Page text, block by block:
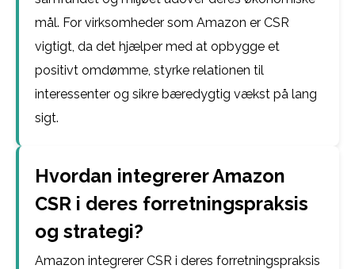
mål. For virksomheder som Amazon er CSR
vigtigt, da det hjælper med at opbygge et
positivt omdømme, styrke relationen til
interessenter og sikre bæredygtig vækst på lang
sigt.
Hvordan integrerer Amazon
CSR i deres forretningspraksis
og strategi?
Amazon integrerer CSR i deres forretningspraksis